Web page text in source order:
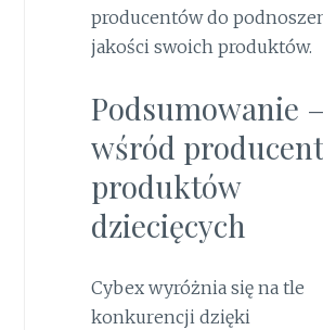
producentów do
jakości swoich produktów.
Podsumowanie
wśród
produktów
dziecięcych
Cybex wyróżnia się na tle
konkurencji dzięki